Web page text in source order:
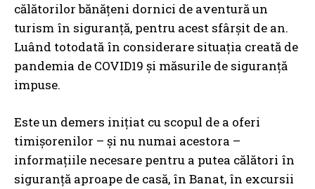
călătorilor bănățeni dornici de aventură un
turism în siguranță, pentru acest sfârșit de an.
Luând totodată în considerare situația creată de
pandemia de COVID19 și măsurile de siguranță
impuse.
Este un demers inițiat cu scopul de a oferi
timișorenilor – și nu numai acestora –
informațiile necesare pentru a putea călători în
siguranță aproape de casă, în Banat, în excursii